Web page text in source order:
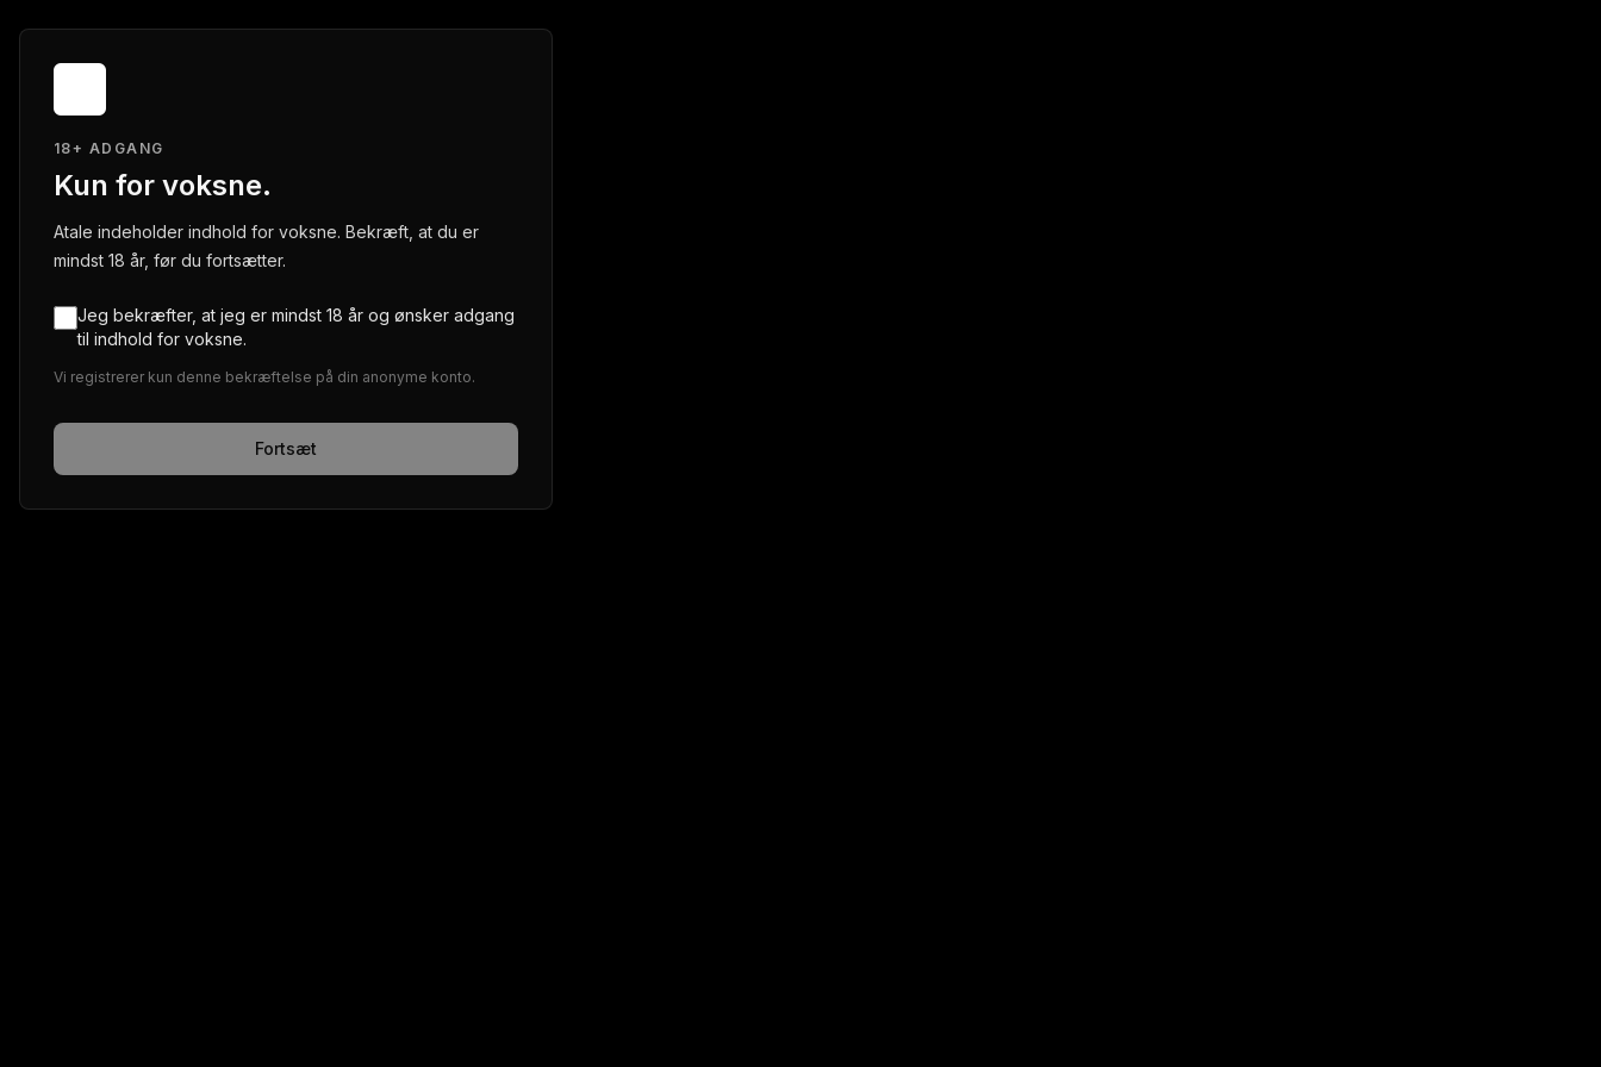
18+ ADGANG
Kun for voksne.
Atale indeholder indhold for voksne. Bekræft, at du er
mindst 18 år, før du fortsætter.
Jeg bekræfter, at jeg er mindst 18 år og ønsker adgang
til indhold for voksne.
Vi registrerer kun denne bekræftelse på din anonyme konto.
Fortsæt